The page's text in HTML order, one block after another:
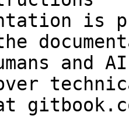
is
and
over